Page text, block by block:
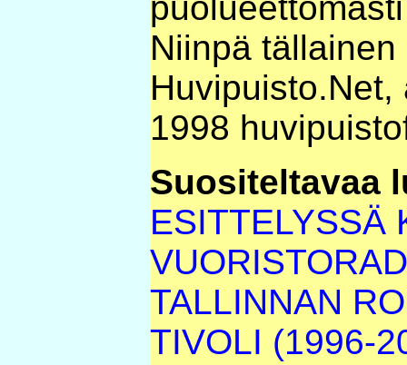
Niinpä tällainen
1998
Suositeltavaa
ESITTELYSSÄ
TALLINNAN
TIVOLI (1996-